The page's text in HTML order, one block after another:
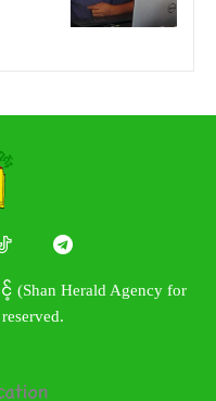
Herald Agency for